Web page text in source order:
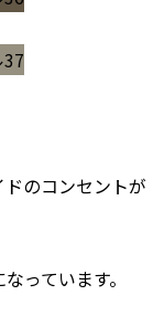
のコンセントが
っています。